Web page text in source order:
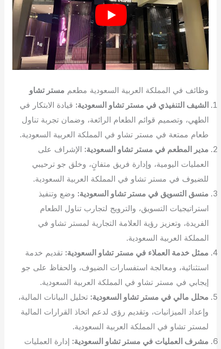
وظائف في المملكة العربية السعودية مطعم مستر تشاو
الشيف التنفيذي في مستر تشاو السعودية: قيادة الابتكار في
الطهي، وتصميم قوائم الطعام الرائعة، وضمان تجربة تناول
طعام ممتعة في مستر تشاو في المملكة العربية السعودية.
مدير المطعم في مستر تشاو السعودية: الإشراف على
العمليات اليومية، وإدارة فريق متفانٍ، وخلق جو ترحيبي
للضيوف في مستر تشاو في المملكة العربية السعودية.
منسق التسويق في مستر تشاو السعودية: وضع وتنفيذ
استراتيجيات التسويق، والترويج لتجارب تناول الطعام
الفريدة، وتعزيز رؤية العلامة التجارية لمستر تشاو في
المملكة العربية السعودية.
ممثل خدمة العملاء في مستر تشاو السعودية: تقديم خدمة
استثنائية، ومعالجة استفسارات الضيوف، والحفاظ على جو
إيجابي في مستر تشاو في المملكة العربية السعودية.
محلل مالي في مستر تشاو السعودية: تحليل البيانات المالية،
وإعداد الميزانيات، وتقديم رؤى لدعم اتخاذ القرارات المالية
لمستر تشاو في المملكة العربية السعودية.
مشرف العمليات في مستر تشاو السعودية: إدارة العمليات